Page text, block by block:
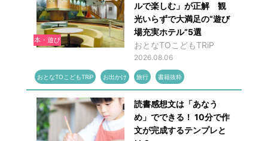
本・遊び
ルで楽しむ」が正解 観
光いらずで大満足の“遊び
場充実ホテル”5選
おとなTOこどもTRiP
2026.08.06
おとなTOこどもTRiP お出かけ 旅行 書籍抜粋
読書感想文は「あなう
め」でできる！ 10分で作
文が完成するテンプレと